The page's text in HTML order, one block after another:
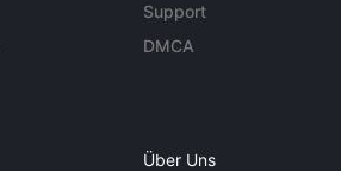
Support
DMCA
Über Uns